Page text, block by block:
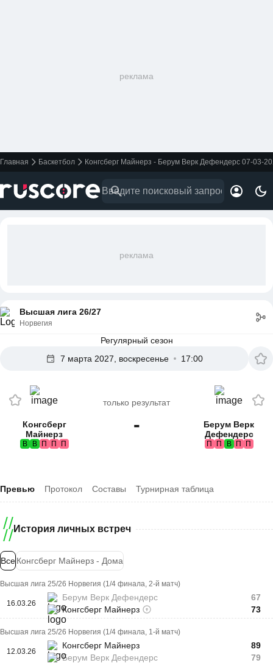
реклама
Главная Баскетбол Конгсберг Майнерз - Берум Верк Дефендерс 07-03-
реклама
Высшая лига 26/27
Норвегия
Регулярный сезон
7 марта 2027, воскресенье
17:00
Конгсберг
Майнерз
В В П П П
только результат
-
Берум Верк
Дефендерс
П П В П П
Превью Протокол Составы Турнирная таблица
История личных встреч
ВсеКонгсберг Майнерз - Дома
Высшая лига 25/26 Норвегия (1/4 финала, 2-й матч)
16.03.26
Берум Верк Дефендерс
Конгсберг Майнерз
67
73
Высшая лига 25/26 Норвегия (1/4 финала, 1-й матч)
12.03.26
Конгсберг Майнерз
Берум Верк Дефендерс
89
79